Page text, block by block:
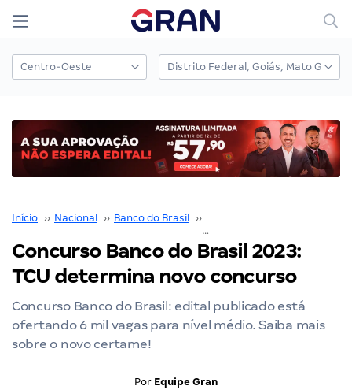
Início ›› Nacional ›› Banco do Brasil ››
Concurso Banco do Brasil 2023:
TCU determina novo concurso
Concurso Banco do Brasil: edital publicado está
ofertando 6 mil vagas para nível médio. Saiba mais
sobre o novo certame!
Por Equipe Gran